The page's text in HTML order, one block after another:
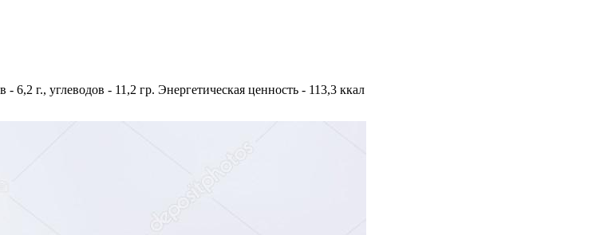
г., углеводов - 11,2 гр. Энергетическая ценность - 113,3 ккал